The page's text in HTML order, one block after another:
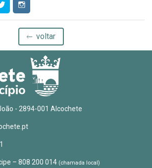
voltar
- 2894-001 Alcochete
– 808 200 014 (chamada local)